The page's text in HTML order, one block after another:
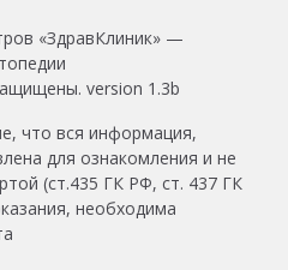
version 1.3b
что вся информация,
для ознакомления и не
(ст.435 ГК РФ, ст. 437 ГК
необходима